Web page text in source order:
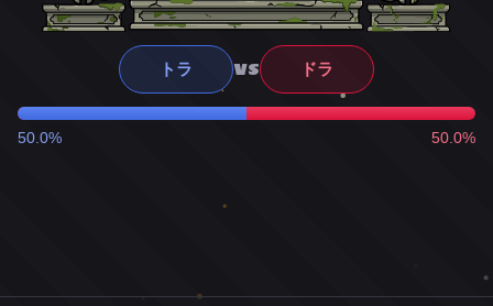
トラ VS ドラ
50.0% 50.0%